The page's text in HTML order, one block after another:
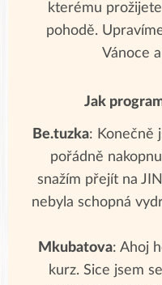
kterému
pohodě.
Vánoce
Jak
Be.tuzka: Konečně
pořádně
snažím přejít na
nebyla schopná
Mkubatova: Ahoj
kurz. Sice jsem